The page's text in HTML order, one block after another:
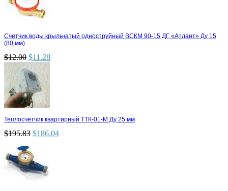
Счетчик воды крыльчатый одноструйный ВСКМ 90-15 ДГ «Атлант» Ду 15
(80 мм)
$12.00 $11.28
Теплосчетчик квартирный ТТК-01-М Ду 25 мм
$195.83 $186.04